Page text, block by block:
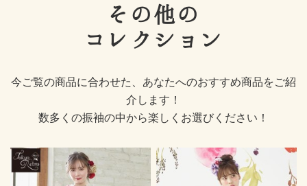
その他の
コレクション
今ご覧の商品に合わせた、あなたへのおすすめ商品をご紹
介します！
数多くの振袖の中から楽しくお選びください！